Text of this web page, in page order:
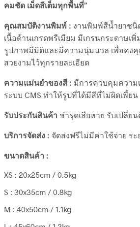
คมชัด เม็ดสีเต็มทุกพื้นที่”
คุณสมบัติงานพิมพ์ : งานพิมพ์สีน้ำยาชนิ
เนื้อด้านเกรดพรีเมียม มีเกรนกระดาษเ
รูปภาพมีมิติและมีความนุ่มนวล เพื่อคง
สวยงามไว้ทุกรายละเอียด
ความแม่นยำของสี : มีการควบคุมความ
ระบบ CMS ทำให้รูปที่ได้มีสีที่ไม่ผิดเพี้ยน
รับประกันสินค้า ชำรุดเสียหาย รับเปลี่ย
บริการจัดส่ง : จัดส่งฟรีไม่มีค่าใช้จ่าย ระ
ขนาดสินค้า :
XS : 20x25cm / 0.5kg
S : 30x35cm / 0.8kg
M : 40x50cm / 1.1kg